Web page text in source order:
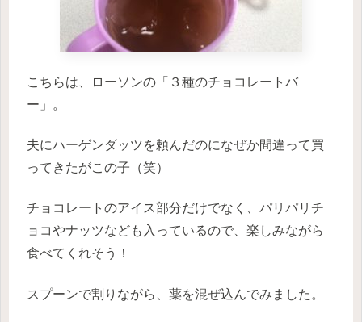
こちらは、ローソンの「３種のチョコレートバ
ー」。
夫にハーゲンダッツを頼んだのになぜか間違って買
ってきたがこの子（笑）
チョコレートのアイス部分だけでなく、パリパリチ
ョコやナッツなども入っているので、楽しみながら
食べてくれそう！
スプーンで割りながら、薬を混ぜ込んでみました。